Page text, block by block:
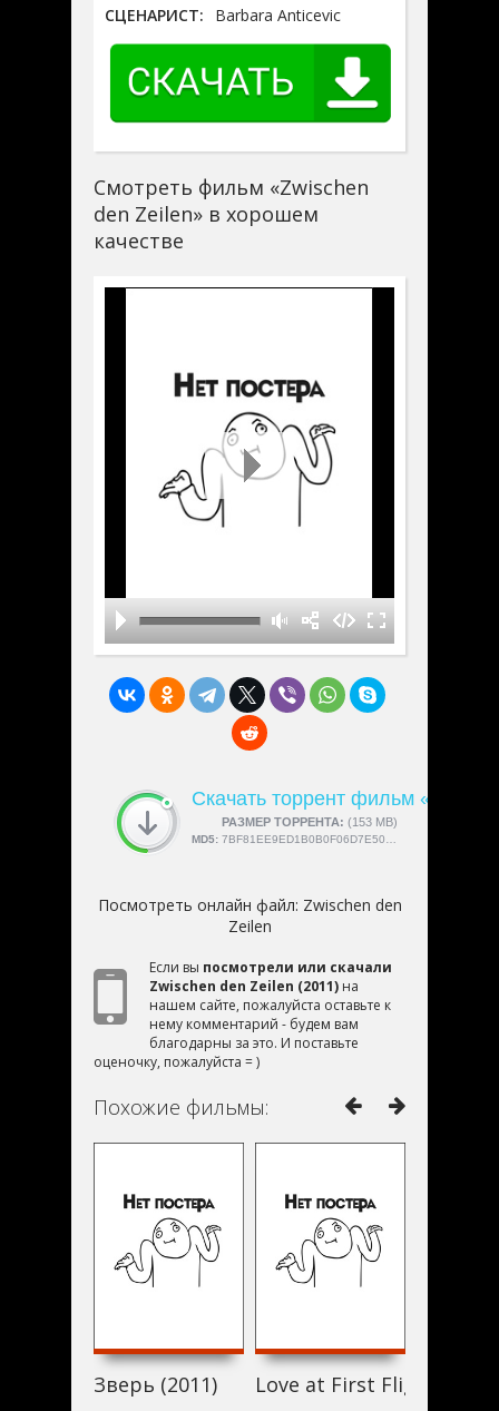
СЦЕНАРИСТ: Barbara Anticevic
Смотреть фильм «Zwischen
den Zeilen» в хорошем
качестве
Скачать торрент фильм
РАЗМЕР ТОРРЕНТА: (153 MB)
СКАЧАЛИ:4189
MD5: 7BF81EE9ED1B0B0F06D7E5007BF3FF2C
Посмотреть онлайн файл: Zwischen den
Zeilen
Если вы посмотрели или скачали
Zwischen den Zeilen (2011) на
нашем сайте, пожалуйста оставьте к
нему комментарий - будем вам
благодарны за это. И поставьте
оценочку, пожалуйста = )
Похожие фильмы:
Зверь (2011) Love at First Flight (2011)